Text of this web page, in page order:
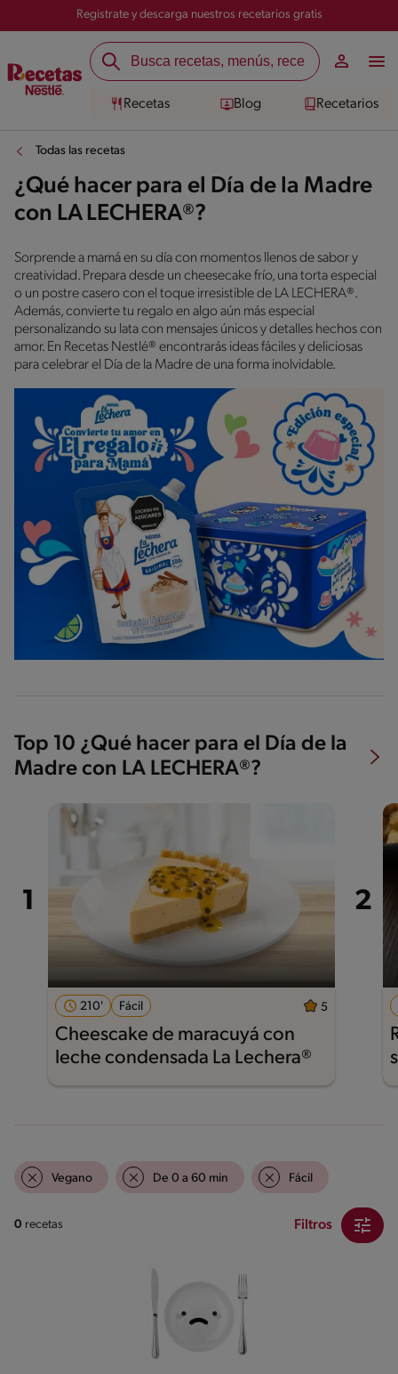
Registrate y descarga nuestros recetarios gratis
Recetas Blog Recetarios
Todas las recetas
¿Qué hacer para el Día de la Madre
con LA LECHERA®?
Sorprende a mamá en su día con momentos llenos de sabor y
creatividad. Prepara desde un cheesecake frío, una torta especial
o un postre casero con el toque irresistible de LA LECHERA®.
Además, convierte tu regalo en algo aún más especial
personalizando su lata con mensajes únicos y detalles hechos con
amor. En Recetas Nestlé® encontrarás ideas fáciles y deliciosas
para celebrar el Día de la Madre de una forma inolvidable.
Top 10 ¿Qué hacer para el Día de la
Madre con LA LECHERA®?
210' Fácil 5
Cheescake de maracuyá con
leche condensada La Lechera®
Vegano De 0 a 60 min Fácil
0 recetas Filtros